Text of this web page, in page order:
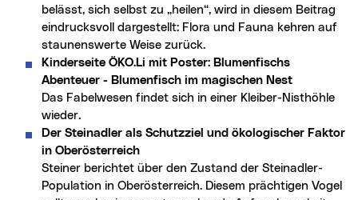
belässt, sich selbst zu „heilen“, wird in diesem Beitrag
eindrucksvoll dargestellt: Flora und Fauna kehren auf
staunenswerte Weise zurück.
Kinderseite ÖKO.Li mit Poster: Blumenfischs
Abenteuer - Blumenfisch im magischen Nest
Das Fabelwesen findet sich in einer Kleiber-Nisthöhle
wieder.
Der Steinadler als Schutzziel und ökologischer Faktor
in Oberösterreich
Steiner berichtet über den Zustand der Steinadler-
Population in Oberösterreich. Diesem prächtigen Vogel